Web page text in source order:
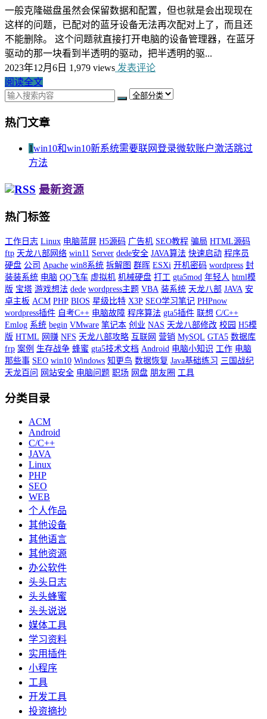
一般克隆磁盘虽然会保留数据和配置，但也就是会出现现在
这样的问题，已配对的蓝牙设备无法再次配对上了，而且还
不能删除。 这个问题就直接打开电脑的设备管理器，在蓝牙
驱动的那一块看到半透明的驱动，把半透明的驱...
2023年12月6日 1,979 views 发表评论
阅读全文
热门文章
1win10和win10新系统需要联网登录微软账户激活跳过
方法
最新资源
热门标签
工作日志 Linux 电脑蓝屏 H5源码 广告机 SEO教程 骗局 HTML源码
ftp 天龙八部网络 win11 Server dede安全 JAVA算法 快速启动 程序员
硬盘 公司 Apache win8系统 拆解图 群晖 ESXi 开机密码 wordpress 封
装装系统 电脑 QQ飞车 虚拟机 机械硬盘 打工 gta5mod 年轻人 html模
版 宝塔 游戏想法 dede wordpress主题 VBA 装系统 天龙八部 JAVA 安
卓主板 ACM PHP BIOS 星级比特 X3P SEO学习笔记 PHPnow
wordpress插件 自考C++ 电脑故障 程序算法 gta5插件 联想 C/C++
Emlog 系统 begin VMware 笔记本 创业 NAS 天龙八部修改 校园 H5模
版 HTML 网赚 NFS 天龙八部攻略 互联网 营销 MySQL GTA5 数据库
frp 案例 生存战争 蜂蜜 gta5技术文档 Android 电脑小知识 工作 电脑
那些事 SEO win10 Windows 知更鸟 数据恢复 Java基础练习 三国战纪
天龙百问
网站安全 电脑问题 职场 网盘 朋友圈 工具
分类目录
ACM
Android
C/C++
JAVA
Linux
PHP
SEO
WEB
个人作品
其他设备
其他语言
其他资源
办公软件
头头日志
头头蜂蜜
头头说说
媒体工具
学习资料
实用插件
小程序
工具
开发工具
投资摘抄